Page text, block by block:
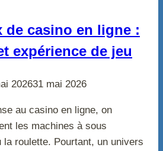
de casino en ligne :
expérience de jeu
202631 mai 2026
au casino en ligne, on
les machines à sous
la roulette. Pourtant, un univers